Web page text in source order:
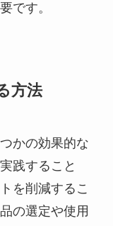
です。
方法
かの効果的な
践すること
を削減するこ
の選定や使用